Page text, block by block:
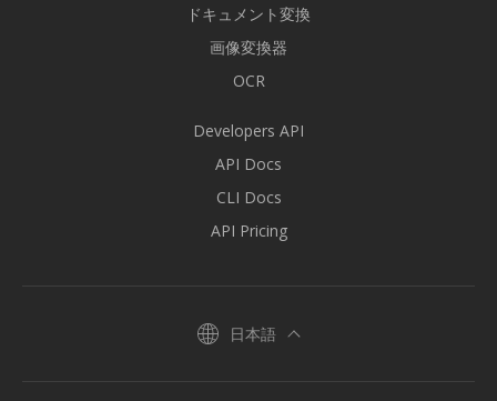
ドキュメント変換
画像変換器
OCR
Developers API
API Docs
CLI Docs
API Pricing
日本語